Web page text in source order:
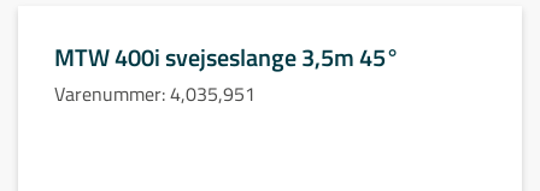
MTW 400i svejseslange 3,5m 45°
Varenummer:4,035,951